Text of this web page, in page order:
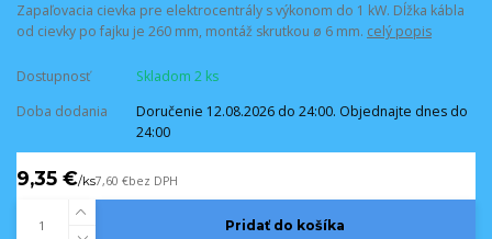
Zapaľovacia cievka pre elektrocentrály s výkonom do 1 kW. Dĺžka kábla
od cievky po fajku je 260 mm, montáž skrutkou ø 6 mm. celý popis
Dostupnosť
Skladom 2 ks
Doba dodania
Doručenie 12.08.2026 do 24:00. Objednajte dnes do
24:00
9,35 €/ks7,60 €bez DPH
Pridať do košíka